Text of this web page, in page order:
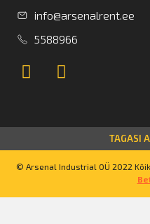
info@arsenalrent.ee
5588966
TAGASI
© Arsenal Industrial OÜ 2022